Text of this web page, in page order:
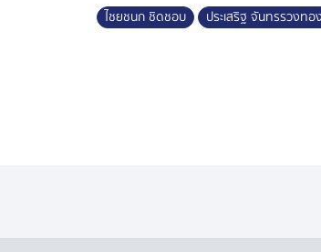
ไชยชนก ชิดชอบ ประเสริฐ จันทรรวงทอง